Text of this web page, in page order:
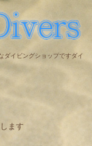
ダイビングショップですダイ
ます